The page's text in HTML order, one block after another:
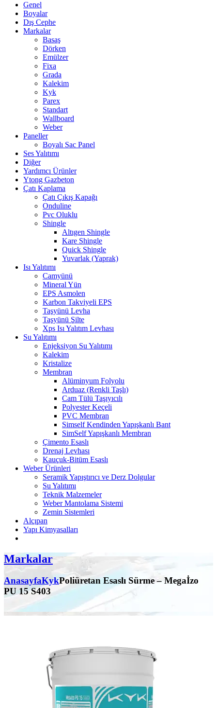
Genel
Boyalar
Dış Cephe
Markalar
Basaş
Dörken
Emülzer
Fixa
Grada
Kalekim
Kyk
Parex
Standart
Wallboard
Weber
Paneller
Boyalı Sac Panel
Ses Yalıtımı
Diğer
Yardımcı Ürünler
Ytong Gazbeton
Çatı Kaplama
Çatı Çıkış Kapağı
Onduline
Pvc Oluklu
Shingle
Altıgen Shingle
Kare Shingle
Quick Shingle
Yuvarlak (Yaprak)
Isı Yalıtımı
Camyünü
Mineral Yün
EPS Asmolen
Karbon Takviyeli EPS
Taşyünü Levha
Taşyünü Şilte
Xps Isı Yalıtım Levhası
Su Yalıtımı
Enjeksiyon Su Yalıtımı
Kalekim
Kristalize
Membran
Alüminyum Folyolu
Arduaz (Renkli Taşlı)
Cam Tülü Taşıyıcılı
Polyester Keçeli
PVC Membran
Simself Kendinden Yapışkanlı Bant
SimSelf Yapışkanlı Membran
Çimento Esaslı
Drenaj Levhası
Kauçuk-Bitüm Esaslı
Weber Ürünleri
Seramik Yapıştırıcı ve Derz Dolgular
Su Yalıtımı
Teknik Malzemeler
Weber Mantolama Sistemi
Zemin Sistemleri
Alçıpan
Yapı Kimyasalları
Markalar
AnasayfaKykPoliüretan Esaslı Sürme – Megaİzo
PU 15 S403